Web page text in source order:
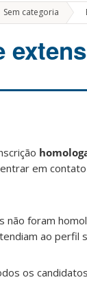
Sem categoria »
em
não foram
ao perfil
os